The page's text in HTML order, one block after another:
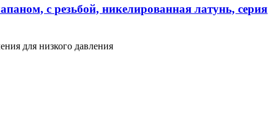
с резьбой, никелированная латунь, серия
для низкого давления